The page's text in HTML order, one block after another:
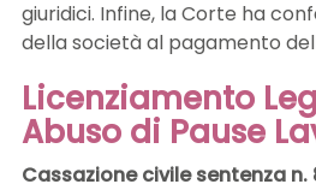
giuridici. Infine, la Corte ha
della società al pagamento
Licenziamento
Abuso di Pause
Cassazione civile sentenza n.